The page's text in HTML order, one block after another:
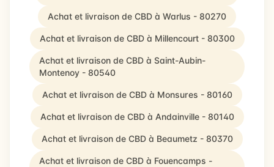
Achat et livraison de CBD à Warlus - 80270
Achat et livraison de CBD à Millencourt - 80300
Achat et livraison de CBD à Saint-Aubin-
Montenoy - 80540
Achat et livraison de CBD à Monsures - 80160
Achat et livraison de CBD à Andainville - 80140
Achat et livraison de CBD à Beaumetz - 80370
Achat et livraison de CBD à Fouencamps -